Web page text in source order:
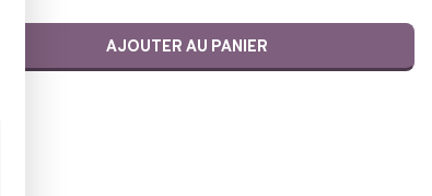
AJOUTER AU PANIER